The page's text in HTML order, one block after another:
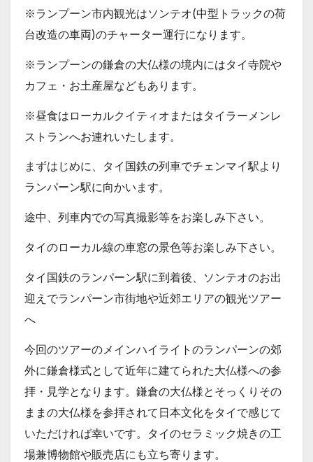
※ランプーン市内観光はソンテオ(中型トラックの荷
台改造の車両)のチャーター運行になります。
※ランプーンの鎌倉の大仏様の境内にはタイ寺院や
カフェ・お土産屋などもあります。
※昼食はローカルクイティオまたはタイラーメンレ
ストランへお連れいたします。
まずはじめに、タイ国鉄の列車でチェンマイ駅より
ランパーン駅に向かいます。
途中、列車内での写真撮影等をお楽しみ下さい。
タイのローカル線の車窓の景色等お楽しみ下さい。
タイ国鉄のランパーン駅に到着後、ソンテオのお出
迎えでランパーン市街地や近郊エリアの観光ツアー
へ
今回のツアーのメインハイライトのランパーンの郊
外に鎌倉様式として近年に建てられた大仏様への参
拝・見学となります。鎌倉の大仏様とそっくりその
ままの大仏様を参拝されて日本文化をタイで感じて
いただければ幸いです。タイのセラミック焼きの工
場兼博物館や販売店にも立ち寄ります。